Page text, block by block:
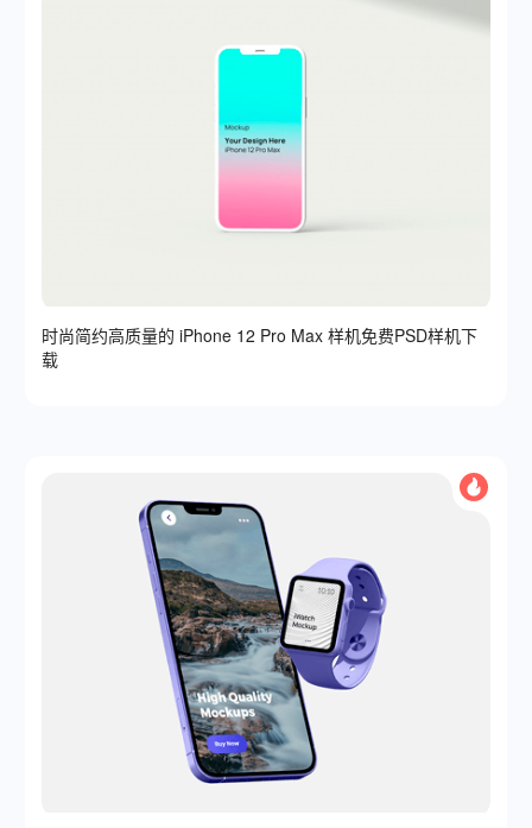
时尚简约高质量的 iPhone 12 Pro Max 样机免费PSD样机下
载